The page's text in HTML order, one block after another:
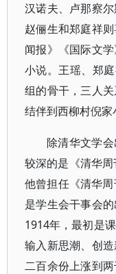
汉诺夫、卢那察尔
赵俪生和郑庭祥
闻报》《国际文
小说。王瑶、郑
组的骨干，三人
结伴到西柳村倪家
除清华文学
较深的是《清华
他曾担任《清华
是学生会干事会
1914年，最初是
输入新思潮、创
二百余份上涨到